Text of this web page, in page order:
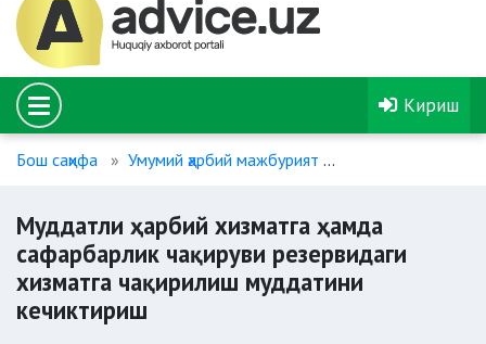
Кириш
Бош саҳифа Умумий ҳарбий мажбурият
Муддатли ҳарбий хизматга ҳамда
сафарбарлик чақируви резервидаги
хизматга чақирилиш муддатини
кечиктириш